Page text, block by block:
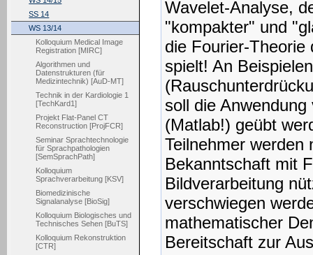
SS 14
WS 13/14
Kolloquium Medical Image
Registration [MIRC]
Algorithmen und
Datenstrukturen (für
Medizintechnik) [AuD-MT]
Technik in der Kardiologie 1
[TechKard1]
Projekt Flat-Panel CT
Reconstruction [ProjFCR]
Seminar Sprachtechnologie
für Sprachpathologien
[SemSprachPath]
Kolloquium
Sprachverarbeitung [KSV]
Biomedizinische
Signalanalyse [BioSig]
Kolloquium Biologisches und
Technisches Sehen [BuTS]
Kolloquium Rekonstruktion
[CTR]
Wavelet-Analyse,
"kompakter" und
die Fourier-Theorie
spielt! An
soll die
(Matlab!) geübt
Teilnehmer werden
Bekanntschaft mit
Bildverarbeitung
verschwiegen
mathematischer
Bereitschaft zur